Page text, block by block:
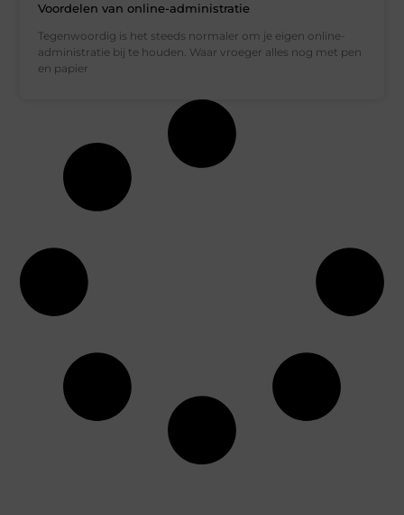
Voordelen van online-administratie
Tegenwoordig is het steeds normaler om je eigen online-
administratie bij te houden. Waar vroeger alles nog met pen
en papier